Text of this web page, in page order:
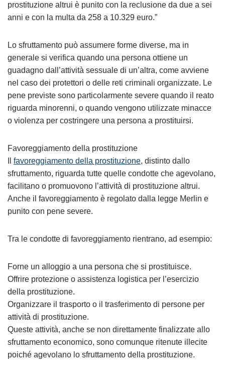
prostituzione altrui è punito con la reclusione da due a sei
anni e con la multa da 258 a 10.329 euro.”
Lo sfruttamento può assumere forme diverse, ma in
generale si verifica quando una persona ottiene un
guadagno dall’attività sessuale di un’altra, come avviene
nel caso dei protettori o delle reti criminali organizzate. Le
pene previste sono particolarmente severe quando il reato
riguarda minorenni, o quando vengono utilizzate minacce
o violenza per costringere una persona a prostituirsi.
Favoreggiamento della prostituzione
favoreggiamento della prostituzione, distinto dallo
sfruttamento, riguarda tutte quelle condotte che agevolano,
facilitano o promuovono l’attività di prostituzione altrui.
Anche il favoreggiamento è regolato dalla legge Merlin e
punito con pene severe.
Tra le condotte di favoreggiamento rientrano, ad esempio:
Forne un alloggio a una persona che si prostituisce.
Offrire protezione o assistenza logistica per l’esercizio
della prostituzione.
Organizzare il trasporto o il trasferimento di persone per
attività di prostituzione.
Queste attività, anche se non direttamente finalizzate allo
sfruttamento economico, sono comunque ritenute illecite
poiché agevolano lo sfruttamento della prostituzione.